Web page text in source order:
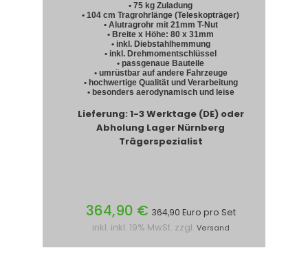
• 75 kg Zuladung
• 104 cm Tragrohrlänge (Teleskopträger)
• Alutragrohr mit 21mm T-Nut
• Breite x Höhe: 80 x 31mm
• inkl. Diebstahlhemmung
• inkl. Drehmomentschlüssel
• passgenaue Bauteile
• umrüstbar auf andere Fahrzeuge
• hochwertige Qualität und Verarbeitung
• besonders aerodynamisch und leise
Lieferung: 1-3 Werktage (DE) oder
Abholung Lager Nürnberg
Trägerspezialist
364,90 € 364,90 Euro pro Set
inkl. inkl. 19% MwSt. zzgl. Versand